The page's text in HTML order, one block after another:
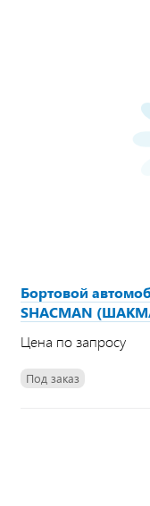
Бортовой
SHACMAN
Цена по запросу
Под заказ